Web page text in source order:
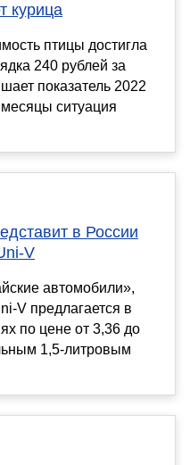
курица
птицы достигла
240 рублей за
показатель 2022
ситуация
в России
V
автомобили»,
V предлагается в
по цене от 3,36 до
1,5-литровым